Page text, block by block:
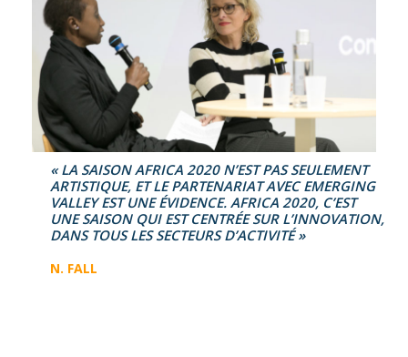
« LA SAISON AFRICA 2020 N’EST PAS SEULEMENT
ARTISTIQUE, ET LE PARTENARIAT AVEC EMERGING
VALLEY EST UNE ÉVIDENCE. AFRICA 2020, C’EST
UNE SAISON QUI EST CENTRÉE SUR L’INNOVATION,
DANS TOUS LES SECTEURS D’ACTIVITÉ »
N. FALL